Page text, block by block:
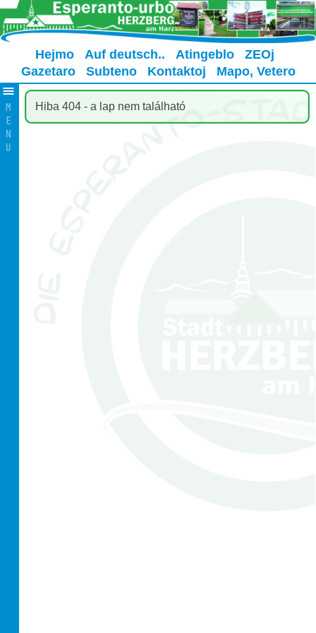
Hejmo Auf deutsch.. Atingeblo
ZEOj
Gazetaro
Subteno Kontaktoj Mapo, Vetero
Hiba 404 - a lap nem található